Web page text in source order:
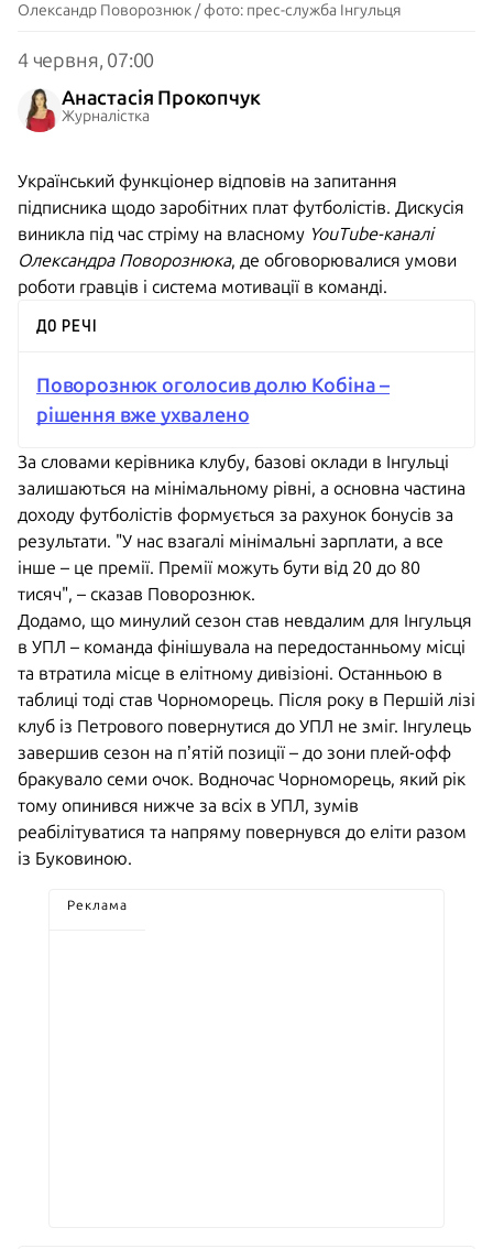
Олександр Поворознюк / фото: прес-служба Інгульця
4 червня, 07:00
Анастасія Прокопчук
Журналістка
Український функціонер відповів на запитання
підписника щодо заробітних плат футболістів. Дискусія
виникла під час стріму на власному YouTube-каналі
Олександра Поворознюка, де обговорювалися умови
роботи гравців і система мотивації в команді.
ДО РЕЧІ
Поворознюк оголосив долю Кобіна –
рішення вже ухвалено
За словами керівника клубу, базові оклади в Інгульці
залишаються на мінімальному рівні, а основна частина
доходу футболістів формується за рахунок бонусів за
результати. "У нас взагалі мінімальні зарплати, а все
інше – це премії. Премії можуть бути від 20 до 80
тисяч", – сказав Поворознюк.
Додамо, що минулий сезон став невдалим для Інгульця
в УПЛ – команда фінішувала на передостанньому місці
та втратила місце в елітному дивізіоні. Останньою в
таблиці тоді став Чорноморець. Після року в Першій лізі
клуб із Петрового повернутися до УПЛ не зміг. Інгулець
завершив сезон на п’ятій позиції – до зони плей-офф
бракувало семи очок. Водночас Чорноморець, який рік
тому опинився нижче за всіх в УПЛ, зумів
реабілітуватися та напряму повернувся до еліти разом
із Буковиною.
Реклама